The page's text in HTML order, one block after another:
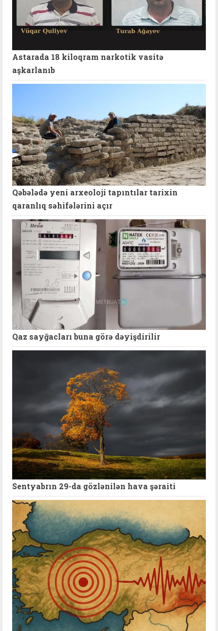
Astarada 18 kiloqram narkotik vasitə
aşkarlanıb
Qəbələdə yeni arxeoloji tapıntılar tarixin
qaranlıq səhifələrini açır
Qaz sayğacları buna görə dəyişdirilir
Sentyabrın 29-da gözlənilən hava şəraiti